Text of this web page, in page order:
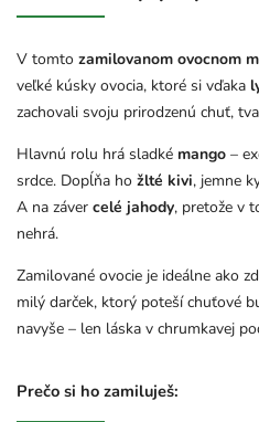
V tomto zamilovanom ovocnom
veľké kúsky ovocia, ktoré si vďaka
zachovali svoju prirodzenú chuť,
Hlavnú rolu hrá sladké mango –
srdce. Dopĺňa ho žlté kivi, jemne
A na záver celé jahody, pretože v
nehrá.
Zamilované ovocie je ideálne ako
milý darček, ktorý poteší chuťové
navyše – len láska v chrumkavej
Prečo si ho zamiluješ: